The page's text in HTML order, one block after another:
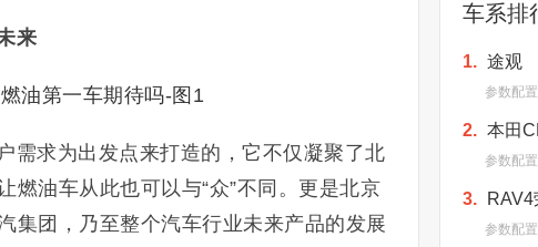
来
需求为出发点来打造的，它不仅凝聚了北
燃油车从此也可以与“众”不同。更是北京
集团，乃至整个汽车行业未来产品的发展
车系排
1. 途观
参数配置
2. 本田
参数配置
3. RAV4
参数配置